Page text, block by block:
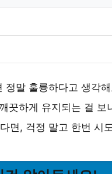
정말 훌륭하다고 생각
끗하게 유지되는 걸
면, 걱정 말고 한번 시